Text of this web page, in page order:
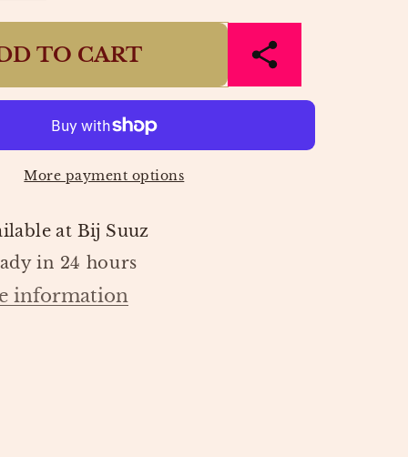
JEANS
LIGHT
HARPER
&amp;
TO CART
More payment options
at Bij Suuz
in 24 hours
information